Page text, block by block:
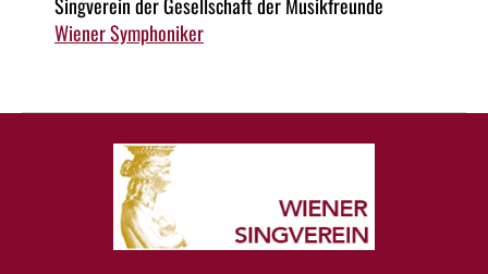
Wiener Symphoniker